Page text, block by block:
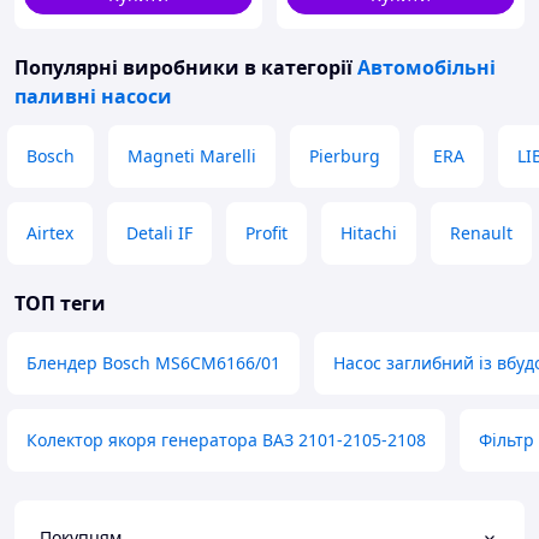
Популярні виробники в категоріїАвтомобільні
паливні насоси
Bosch Magneti Marelli Pierburg ERA
Airtex Detali IF Profit Hitachi Renault
ТОП теги
Блендер Bosch MS6CM6166/01 Насос заглибний із
Колектор якоря генератора ВАЗ 2101-2105-2108